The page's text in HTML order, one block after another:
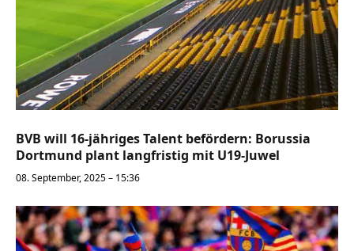
BVB will 16-jähriges Talent befördern: Borussia
Dortmund plant langfristig mit U19-Juwel
08. September, 2025 – 15:36